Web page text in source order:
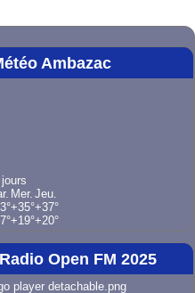
Ambazac
Mer. Jeu.
+35°+37°
+19°+20°
Open FM 2025